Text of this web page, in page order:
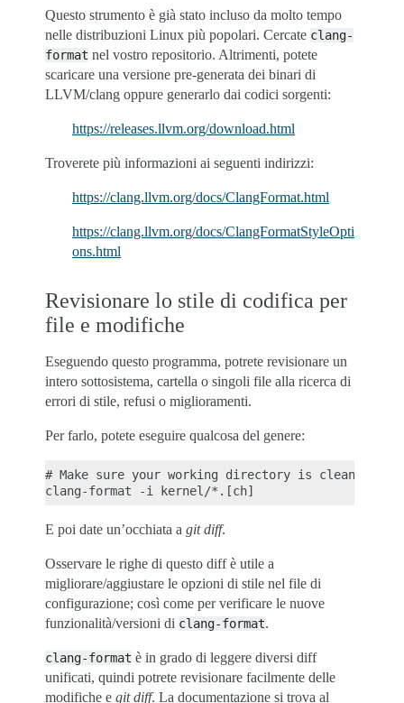
Questo strumento è già stato incluso da molto tempo
nelle distribuzioni Linux più popolari. Cercate clang-
format nel vostro repositorio. Altrimenti, potete
scaricare una versione pre-generata dei binari di
LLVM/clang oppure generarlo dai codici sorgenti:
https://releases.llvm.org/download.html
Troverete più informazioni ai seguenti indirizzi:
https://clang.llvm.org/docs/ClangFormat.html
https://clang.llvm.org/docs/ClangFormatStyleOpti
ons.html
Revisionare lo stile di codifica per
file e modifiche
Eseguendo questo programma, potrete revisionare un
intero sottosistema, cartella o singoli file alla ricerca di
errori di stile, refusi o miglioramenti.
Per farlo, potete eseguire qualcosa del genere:
# Make sure your working directory is clean!
E poi date un’occhiata a git diff.
Osservare le righe di questo diff è utile a
migliorare/aggiustare le opzioni di stile nel file di
configurazione; così come per verificare le nuove
funzionalità/versioni di clang-format.
clang-format è in grado di leggere diversi diff
unificati, quindi potrete revisionare facilmente delle
modifiche e git diff. La documentazione si trova al